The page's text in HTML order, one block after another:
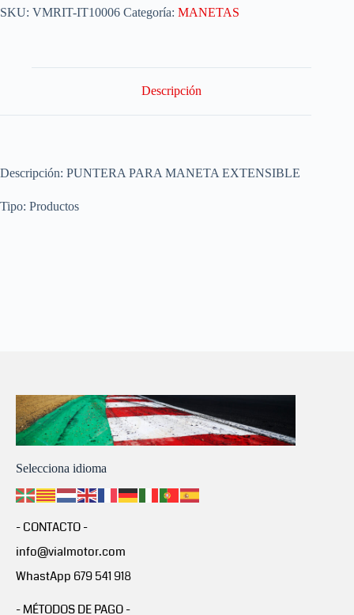
SKU: VMRIT-IT10006 Categoría: MANETAS
Descripción
Descripción: PUNTERA PARA MANETA EXTENSIBLE
Tipo: Productos
Selecciona idioma
- CONTACTO -
info@vialmotor.com
WhastApp 679 541 918
- MÉTODOS DE PAGO -